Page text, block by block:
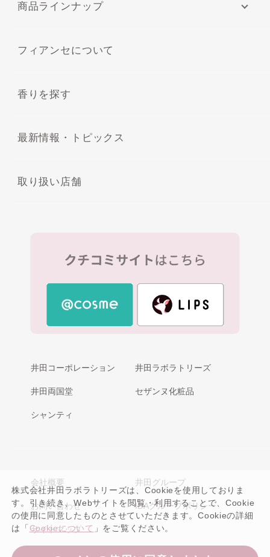
商品ラインナップ
フィアンセについて
香りを探す
最新情報・トピックス
取り扱い店舗
井田コーポレーション 井田ラボラトリーズ
井田両国堂 セザンヌ化粧品
シャンティ
会社概要 井田グループ
お問い合わせ IDAグループポリシー
サイトマップ
株式会社井田ラボラトリーズは、Cookieを使用しておりま
す。引き続き、Webサイトを閲覧・利用することで、Cookie
の使用に同意したものとさせていただきます。Cookieの詳細
は「 Cookieについて 」をご覧ください。